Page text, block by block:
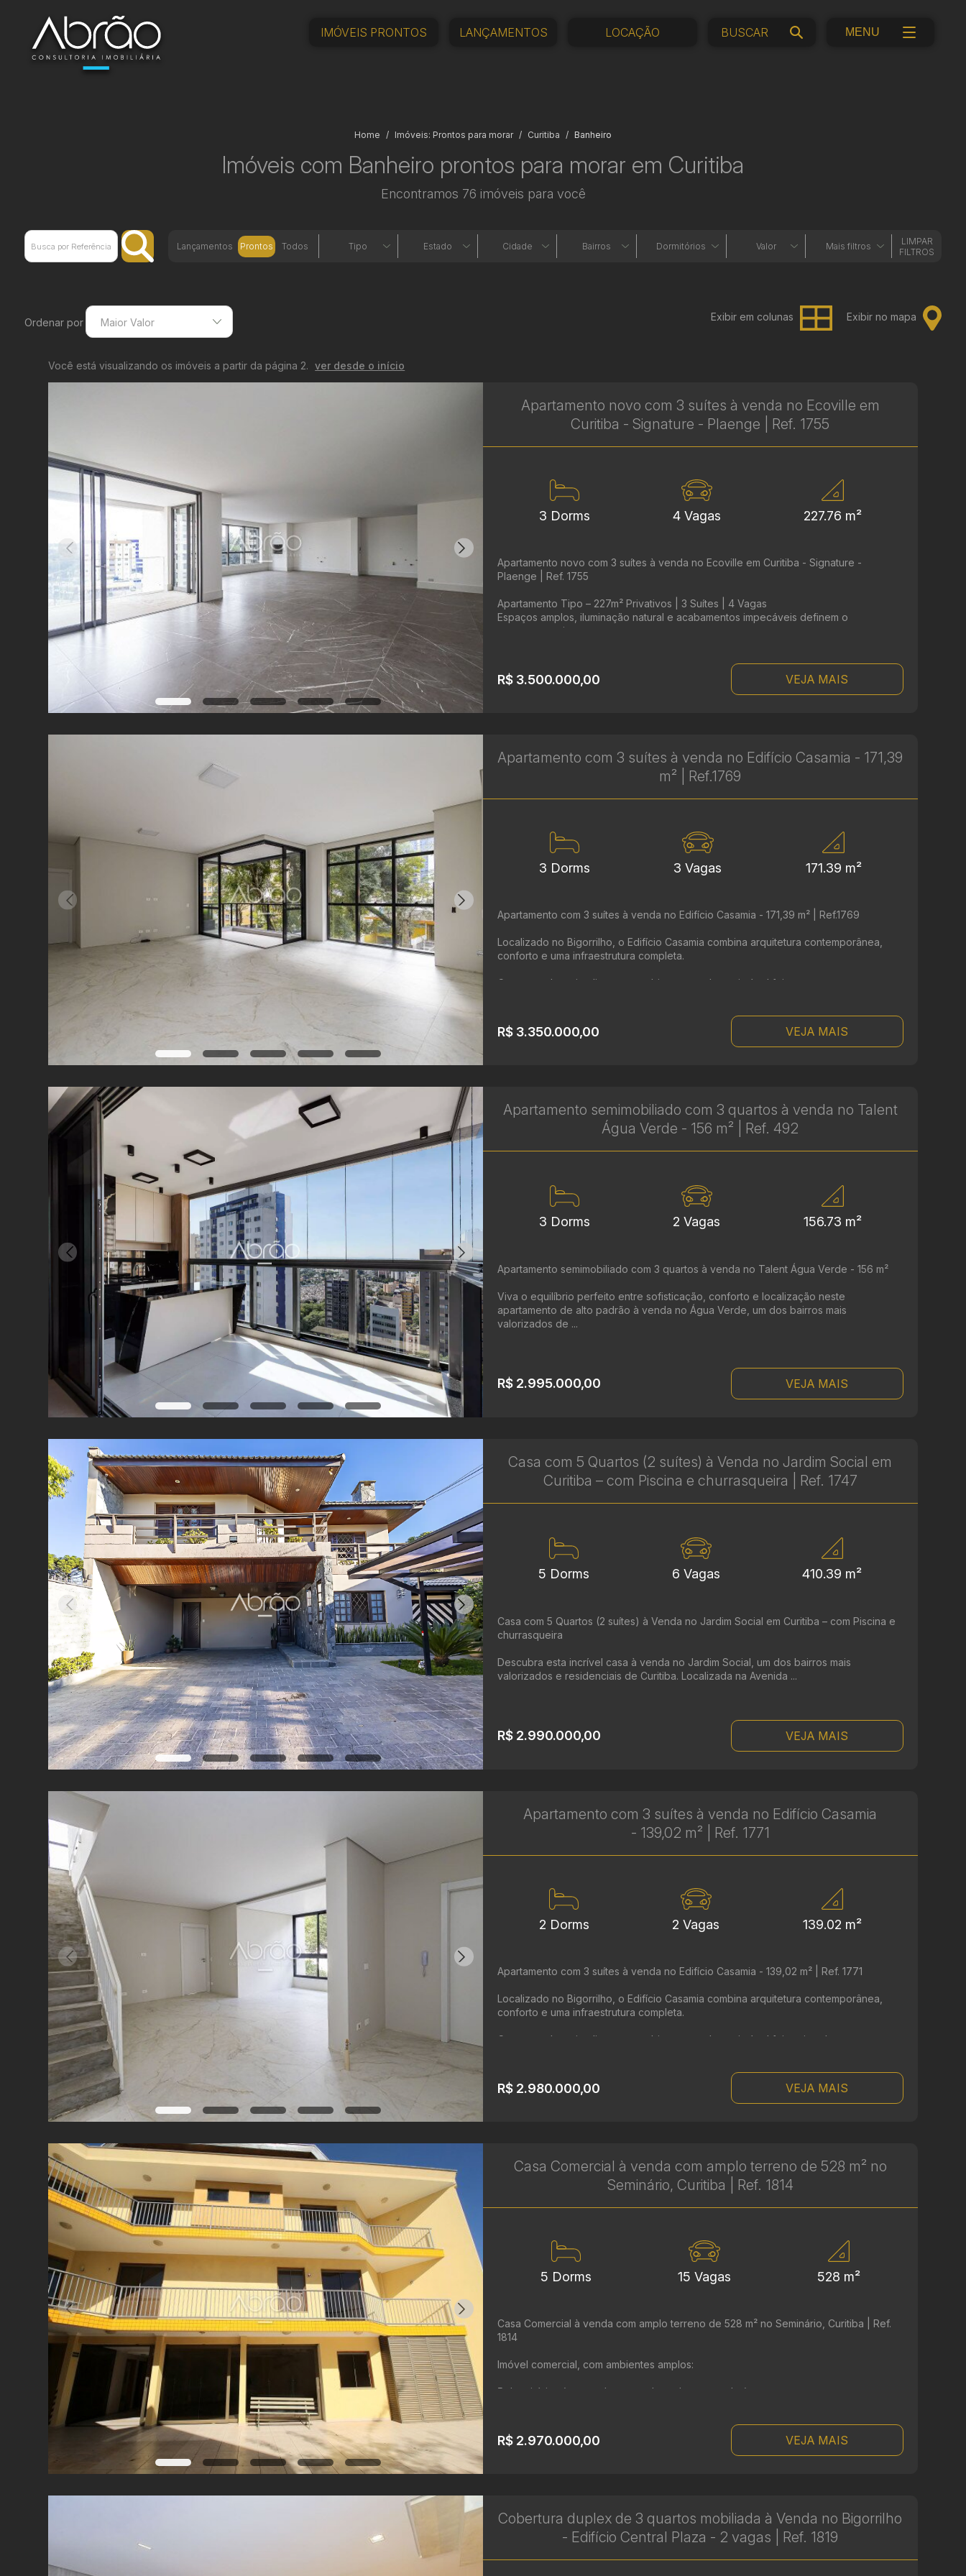
IMÓVEIS PRONTOS LANÇAMENTOS LOCAÇÃO MENU
Home Imóveis: Prontos para morar Curitiba Banheiro
Imóveis com Banheiro prontos para morar em Curitiba
Encontramos 76 imóveis para você
Lançamentos Prontos Todos Tipo Estado Cidade Bairros Dormitórios Valor Mais filtros
LIMPAR
FILTROS
Ordenar por Maior Valor
Maior Valor
Exibir em colunas Exibir no mapa
Você está visualizando os imóveis a partir da página 2. ver desde o início
Apartamento novo com 3 suítes à venda no Ecoville em
Curitiba - Signature - Plaenge | Ref. 1755
3 Dorms 4 Vagas 227.76 m²
Apartamento novo com 3 suítes à venda no Ecoville em Curitiba - Signature -
Plaenge | Ref. 1755
Apartamento Tipo – 227m² Privativos | 3 Suítes | 4 Vagas
Espaços amplos, iluminação natural e acabamentos impecáveis definem o
apartamento tipo ...
R$ 3.500.000,00 VEJA MAIS
Apartamento com 3 suítes à venda no Edifício Casamia - 171,39
m² | Ref.1769
3 Dorms 3 Vagas 171.39 m²
Apartamento com 3 suítes à venda no Edifício Casamia - 171,39 m² | Ref.1769
Localizado no Bigorrilho, o Edifício Casamia combina arquitetura contemporânea,
conforto e uma infraestrutura completa.
Com uma planta inteligente e ambientes amplos, o imóvel foi ...
R$ 3.350.000,00 VEJA MAIS
Apartamento semimobiliado com 3 quartos à venda no Talent
Água Verde - 156 m² | Ref. 492
3 Dorms 2 Vagas 156.73 m²
Apartamento semimobiliado com 3 quartos à venda no Talent Água Verde - 156 m²
Viva o equilíbrio perfeito entre sofisticação, conforto e localização neste
apartamento de alto padrão à venda no Água Verde, um dos bairros mais
valorizados de ...
R$ 2.995.000,00 VEJA MAIS
Casa com 5 Quartos (2 suítes) à Venda no Jardim Social em
Curitiba – com Piscina e churrasqueira | Ref. 1747
5 Dorms 6 Vagas 410.39 m²
Casa com 5 Quartos (2 suítes) à Venda no Jardim Social em Curitiba – com Piscina e
churrasqueira
Descubra esta incrível casa à venda no Jardim Social, um dos bairros mais
valorizados e residenciais de Curitiba. Localizada na Avenida ...
R$ 2.990.000,00 VEJA MAIS
Apartamento com 3 suítes à venda no Edifício Casamia
- 139,02 m² | Ref. 1771
2 Dorms 2 Vagas 139.02 m²
Apartamento com 3 suítes à venda no Edifício Casamia - 139,02 m² | Ref. 1771
Localizado no Bigorrilho, o Edifício Casamia combina arquitetura contemporânea,
conforto e uma infraestrutura completa.
Com uma planta inteligente e ambientes amplos, o imóvel foi projetado ...
R$ 2.980.000,00 VEJA MAIS
Casa Comercial à venda com amplo terreno de 528 m² no
Seminário, Curitiba | Ref. 1814
5 Dorms 15 Vagas 528 m²
Casa Comercial à venda com amplo terreno de 528 m² no Seminário, Curitiba | Ref.
1814
Imóvel comercial, com ambientes amplos:
5 dormitórios (que podem ser adaptados para salas)
Capacidade para até 15 veículos ...
R$ 2.970.000,00 VEJA MAIS
Cobertura duplex de 3 quartos mobiliada à Venda no Bigorrilho
- Edifício Central Plaza - 2 vagas | Ref. 1819